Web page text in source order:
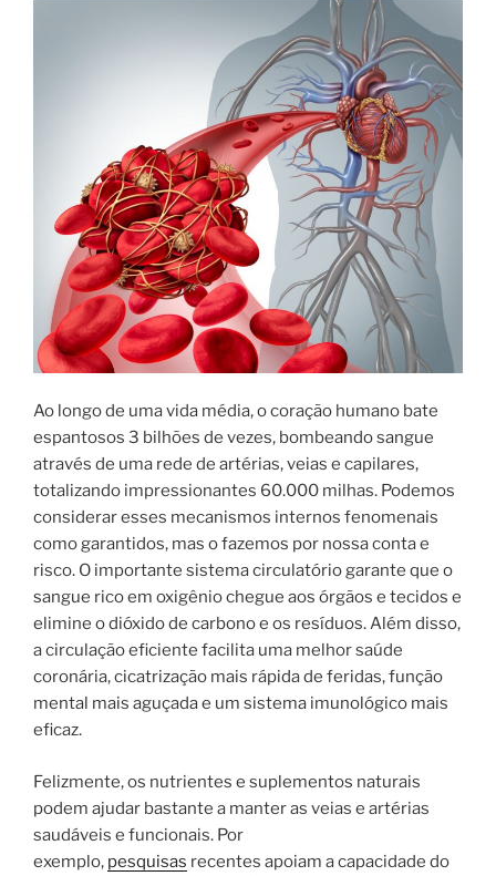
Ao longo de uma vida média, o coração humano bate
espantosos 3 bilhões de vezes, bombeando sangue
através de uma rede de artérias, veias e capilares,
totalizando impressionantes 60.000 milhas. Podemos
considerar esses mecanismos internos fenomenais
como garantidos, mas o fazemos por nossa conta e
risco. O importante sistema circulatório garante que o
sangue rico em oxigênio chegue aos órgãos e tecidos e
elimine o dióxido de carbono e os resíduos. Além disso,
a circulação eficiente facilita uma melhor saúde
coronária, cicatrização mais rápida de feridas, função
mental mais aguçada e um sistema imunológico mais
eficaz.
Felizmente, os nutrientes e suplementos naturais
podem ajudar bastante a manter as veias e artérias
saudáveis ​​e funcionais. Por
exemplo, pesquisas recentes apoiam a capacidade do